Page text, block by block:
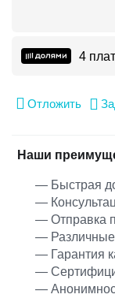
4
Отложить
Наши
— Быстрая
—
— Отправка
—
— Гарантия
—
—